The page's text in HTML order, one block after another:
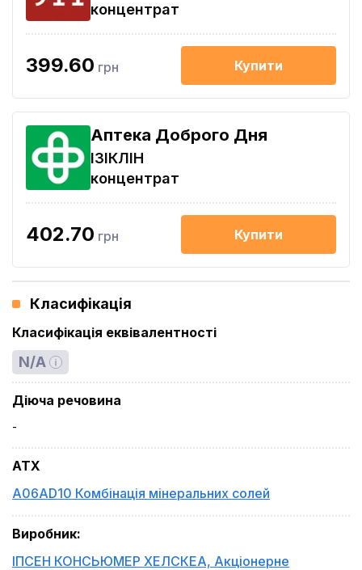
концентрат
399.60 грн Купити
Аптека Доброго Дня
ІЗІКЛІН
концентрат
402.70 грн Купити
Класифікація
Класифікація еквівалентності
N/A
Діюча речовина
-
ATX
A06AD10 Комбінація мінеральних солей
Виробник:
ІПСЕН КОНСЬЮМЕР ХЕЛСКЕА, Акціонерне